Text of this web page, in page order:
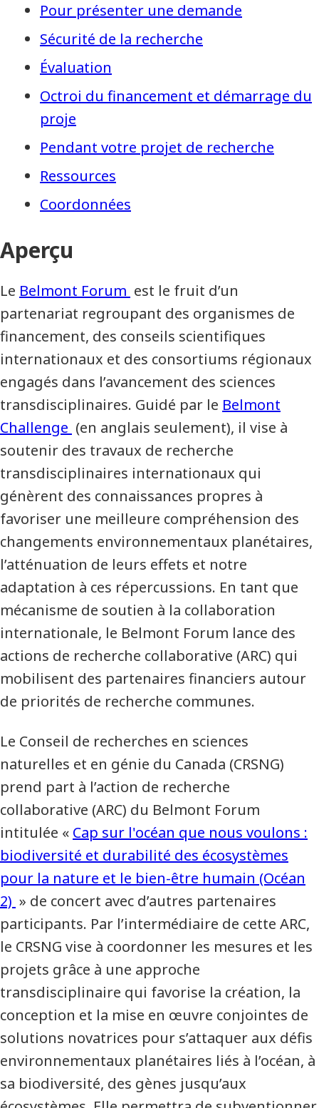
Pour présenter une demande
Sécurité de la recherche
Évaluation
Octroi du financement et démarrage du
proje
Pendant votre projet de recherche
Ressources
Coordonnées
Aperçu
Le Belmont Forum est le fruit d’un
partenariat regroupant des organismes de
financement, des conseils scientifiques
internationaux et des consortiums régionaux
engagés dans l’avancement des sciences
transdisciplinaires. Guidé par le Belmont
Challenge (en anglais seulement), il vise à
soutenir des travaux de recherche
transdisciplinaires internationaux qui
génèrent des connaissances propres à
favoriser une meilleure compréhension des
changements environnementaux planétaires,
l’atténuation de leurs effets et notre
adaptation à ces répercussions. En tant que
mécanisme de soutien à la collaboration
internationale, le Belmont Forum lance des
actions de recherche collaborative (ARC) qui
mobilisent des partenaires financiers autour
de priorités de recherche communes.
Le Conseil de recherches en sciences
naturelles et en génie du Canada (CRSNG)
prend part à l’action de recherche
collaborative (ARC) du Belmont Forum
intitulée « Cap sur l'océan que nous voulons :
biodiversité et durabilité des écosystèmes
pour la nature et le bien-être humain (Océan
2) » de concert avec d’autres partenaires
participants. Par l’intermédiaire de cette ARC,
le CRSNG vise à coordonner les mesures et les
projets grâce à une approche
transdisciplinaire qui favorise la création, la
conception et la mise en œuvre conjointes de
solutions novatrices pour s’attaquer aux défis
environnementaux planétaires liés à l’océan, à
sa biodiversité, des gènes jusqu’aux